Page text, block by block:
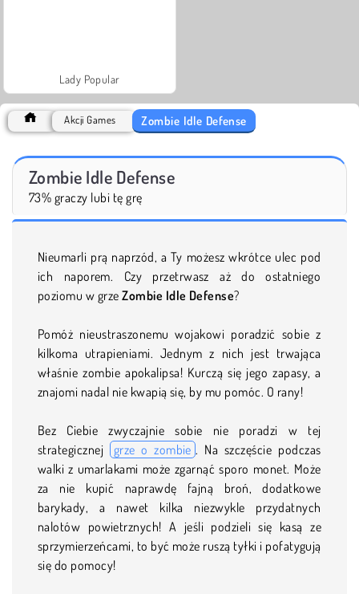
Lady Popular
Akcji Games Zombie Idle Defense
Zombie Idle Defense
73% graczy lubi tę grę
Nieumarli prą naprzód, a Ty możesz wkrótce ulec pod
ich naporem. Czy przetrwasz aż do ostatniego
poziomu w grzeZombie Idle Defense?
Pomóż nieustraszonemu wojakowi poradzić sobie z
kilkoma utrapieniami. Jednym z nich jest trwająca
właśnie zombie apokalipsa! Kurczą się jego zapasy, a
znajomi nadal nie kwapią się, by mu pomóc. O rany!
Bez Ciebie zwyczajnie sobie nie poradzi w tej
strategicznej
grze o zombie . Na szczęście podczas
walki z umarlakami może zgarnąć sporo monet. Może
za nie kupić naprawdę fajną broń, dodatkowe
barykady, a nawet kilka niezwykle przydatnych
nalotów powietrznych! A jeśli podzieli się kasą ze
sprzymierzeńcami, to być może ruszą tyłki i pofatygują
się do pomocy!